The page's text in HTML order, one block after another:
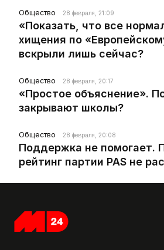
Общество 28 февраля, 21:09
«Показать, что все
хищения по
вскрыли лишь сейчас?
Общество 28 февраля, 20:17
«Простое объяснение».
закрывают школы?
Общество 28 февраля, 20:08
Поддержка не помогает.
рейтинг партии PAS не